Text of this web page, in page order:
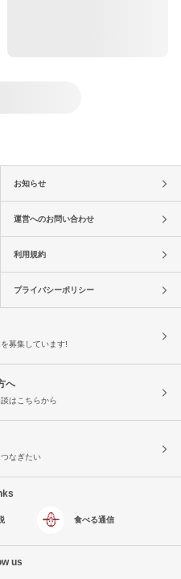
お知らせ
運営へのお問い合わせ
利用規約
プライバシーポリシー
募集しています!
へ
はこちらから
なぎたい
食べる通信
us